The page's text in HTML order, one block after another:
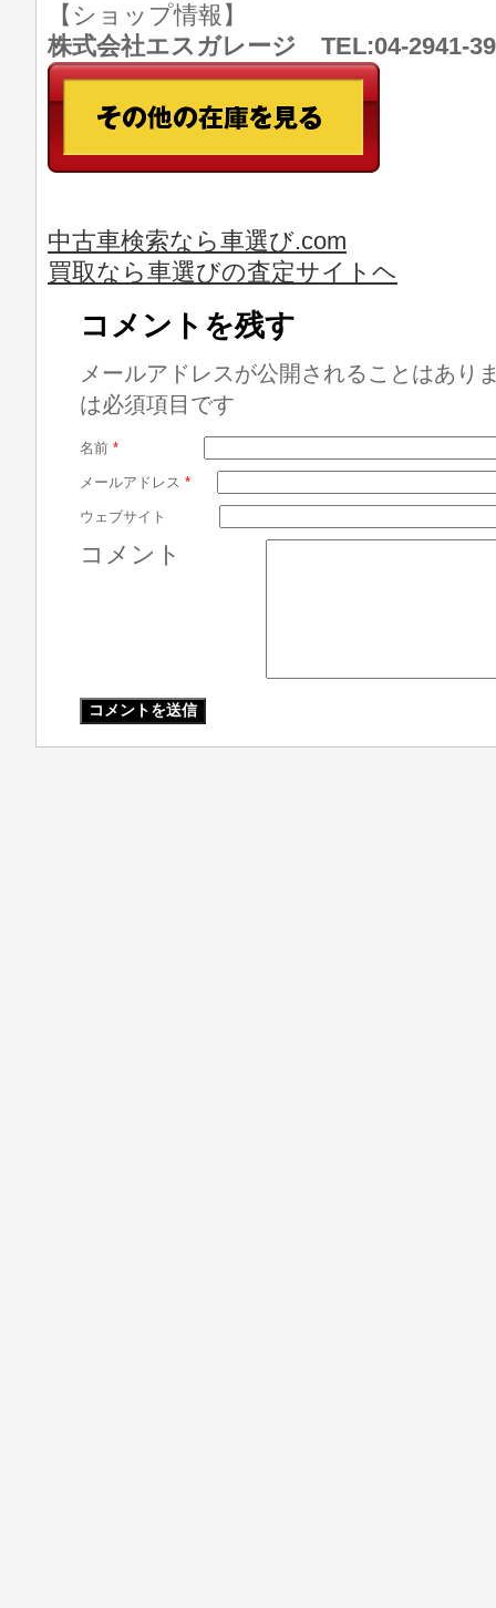
【ショップ情報】
株式会社エスガレージ TEL:04-2941-
中古車検索なら車選び.com
買取なら車選びの査定サイトヘ
コメントを残す
メールアドレスが公開されることはあり
は必須項目です
名前 *
メールアドレス *
ウェブサイト
コメント